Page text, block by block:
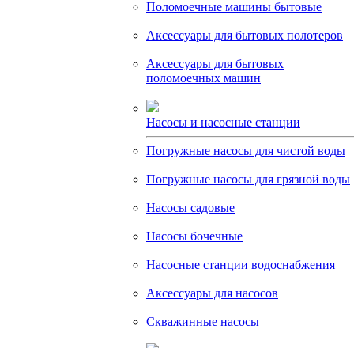
Поломоечные машины бытовые
Аксессуары для бытовых полотеров
Аксессуары для бытовых
поломоечных машин
Насосы и насосные станции
Погружные насосы для чистой воды
Погружные насосы для грязной воды
Насосы садовые
Насосы бочечные
Насосные станции водоснабжения
Аксессуары для насосов
Скважинные насосы